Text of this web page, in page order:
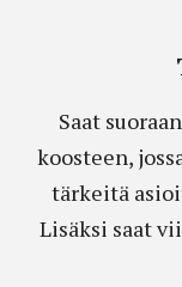
Saat
koosteen,
tärkeitä
Lisäksi saat